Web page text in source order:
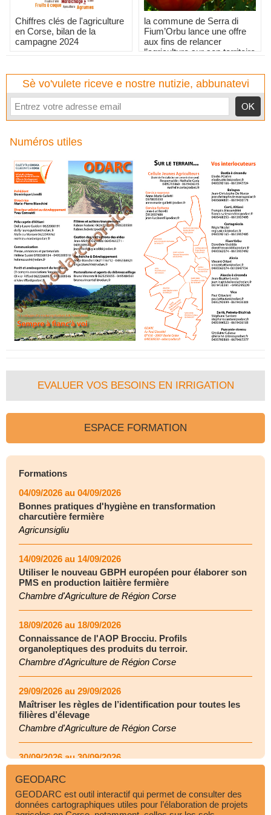
Chiffres clés de l'agriculture
en Corse, bilan de la
campagne 2024
la commune de Serra di
Fium’Orbu lance une offre
aux fins de relancer
l’agriculture sur son territoire
Sè vo'vulete riceve e nostre nutizie, abbunatevi
Numéros utiles
EVALUER VOS BESOINS EN IRRIGATION
ESPACE FORMATION
Formations
04/09/2026 au 04/09/2026
Bonnes pratiques d'hygiène en transformation
charcutière fermière
Agricunsigliu
14/09/2026 au 14/09/2026
Utiliser le nouveau GBPH européen pour élaborer son
PMS en production laitière fermière
Chambre d'Agriculture de Région Corse
18/09/2026 au 18/09/2026
Connaissance de l'AOP Brocciu. Profils
organoleptiques des produits du terroir.
Chambre d'Agriculture de Région Corse
29/09/2026 au 29/09/2026
Maîtriser les règles de l’identification pour toutes les
filières d’élevage
Chambre d'Agriculture de Région Corse
30/09/2026 au 30/09/2026
filières d’élevage
Chambre d'Agriculture de Région Corse
GEODARC
GEODARC est outil interactif qui permet de consulter des
données cartographiques utiles pour l’élaboration de projets